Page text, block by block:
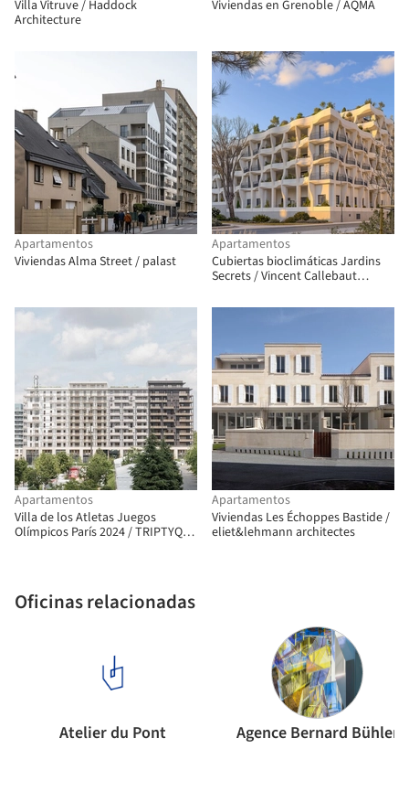
Villa Vitruve / Haddock
Architecture
Viviendas en Grenoble / AQMA
Apartamentos
Viviendas Alma Street / palast
Apartamentos
Cubiertas bioclimáticas Jardins
Secrets / Vincent Callebaut
Apartamentos
Villa de los Atletas Juegos
Olímpicos París 2024 / TRIPTYQUE
Oficinas relacionadas
Atelier du Pont Agence Bernard Bühler
Apartamentos
Viviendas Les Échoppes Bastide /
eliet&lehmann architectes